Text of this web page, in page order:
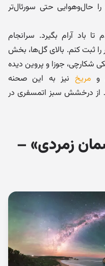
حتی سورئال‌تر
تا باد آرام بگیرد. سرانجام
ثبت کنم. بالای گل‌ها، بخش
شکارچی، جوزا و پروین دیده
و مریخ نیز به این صحنه
از درخشش سبز اتمسفری در
زمردی» –